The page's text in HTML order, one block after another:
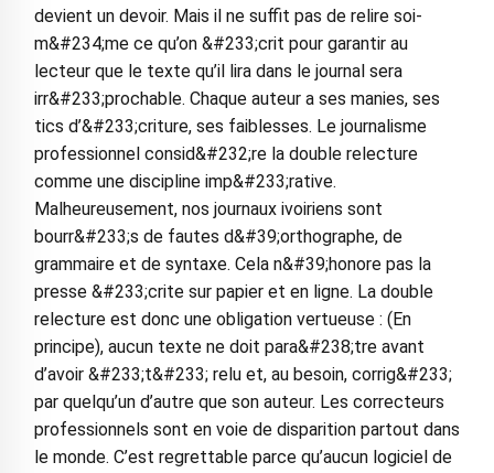
devient un devoir. Mais il ne suffit pas de relire soi-
m&#234;me ce qu’on &#233;crit pour garantir au
lecteur que le texte qu’il lira dans le journal sera
irr&#233;prochable. Chaque auteur a ses manies, ses
tics d’&#233;criture, ses faiblesses. Le journalisme
professionnel consid&#232;re la double relecture
comme une discipline imp&#233;rative.
Malheureusement, nos journaux ivoiriens sont
bourr&#233;s de fautes d&#39;orthographe, de
grammaire et de syntaxe. Cela n&#39;honore pas la
presse &#233;crite sur papier et en ligne. La double
relecture est donc une obligation vertueuse : (En
principe), aucun texte ne doit para&#238;tre avant
d’avoir &#233;t&#233; relu et, au besoin, corrig&#233;
par quelqu’un d’autre que son auteur. Les correcteurs
professionnels sont en voie de disparition partout dans
le monde. C’est regrettable parce qu’aucun logiciel de